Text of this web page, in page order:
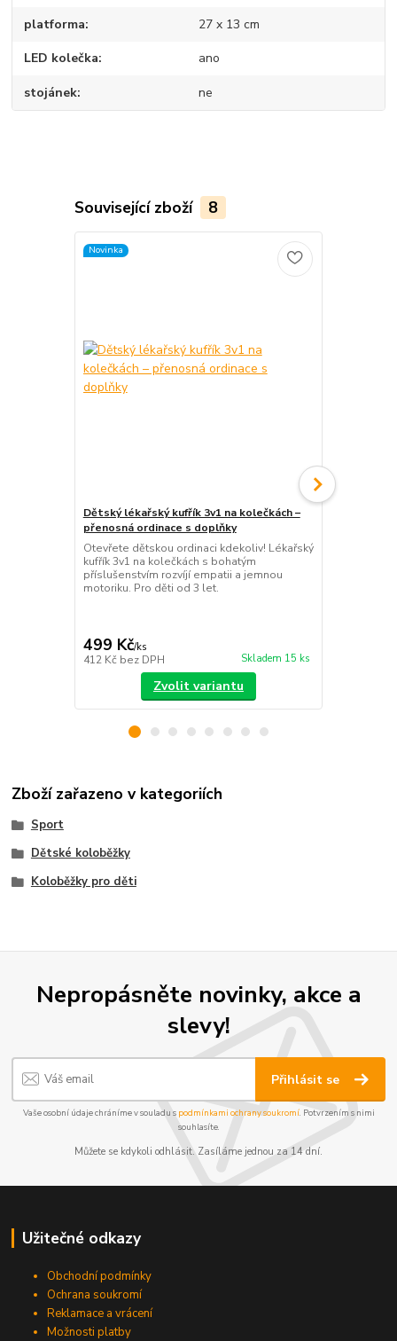
platforma 27 x 13 cm
LED kolečka ano
stojánek ne
Související zboží 8
Novinka
Dětský lékařský kufřík 3v1 na kolečkách –
přenosná ordinace s doplňky
Otevřete dětskou ordinaci kdekoliv! Lékařský
kufřík 3v1 na kolečkách s bohatým
příslušenstvím rozvíjí empatii a jemnou
motoriku. Pro děti od 3 let.
499 Kč/ks
412 Kč bez DPH Skladem 15 ks
Zvolit variantu
Zboží zařazeno v kategoriích
Sport
Dětské koloběžky
Koloběžky pro děti
Nepropásněte novinky, akce a
slevy!
Přihlásit se
Vaše osobní údaje chráníme v souladu s podmínkami ochrany soukromí. Potvrzením s nimi
souhlasíte.
Můžete se kdykoli odhlásit. Zasíláme jednou za 14 dní.
Užitečné odkazy
Obchodní podmínky
Ochrana soukromí
Reklamace a vrácení
Možnosti platby